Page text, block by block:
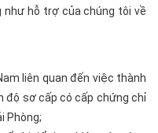
như hỗ trợ của chúng tôi về
liên quan đến việc thành
độ sơ cấp có cấp chứng chỉ
Phòng;